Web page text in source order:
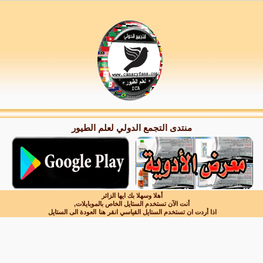
منتدى التجمع الدولي لعلم الطيور
أهلا وسهلا بك ايها الزائر
أنت الآن تستخدم الستايل الخاص بالموبايلات,
اذا أردت ان تستخدم الستايل القياسي انقر هنا العودة الى الستايل